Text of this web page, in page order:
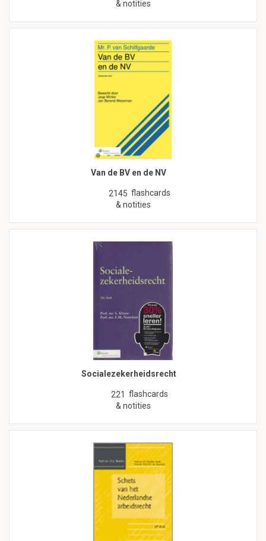
& notities
Van de BV en de NV
2145 flashcards
& notities
Socialezekerheidsrecht
221 flashcards
& notities